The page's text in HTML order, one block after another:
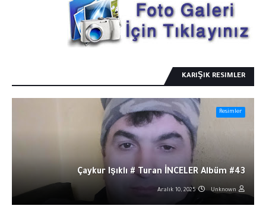
KARIŞIK RESIMLER
Resimler
Çaykur Işıklı # Turan İNCELER Albüm #43
Unknown
Aralık 10, 2025